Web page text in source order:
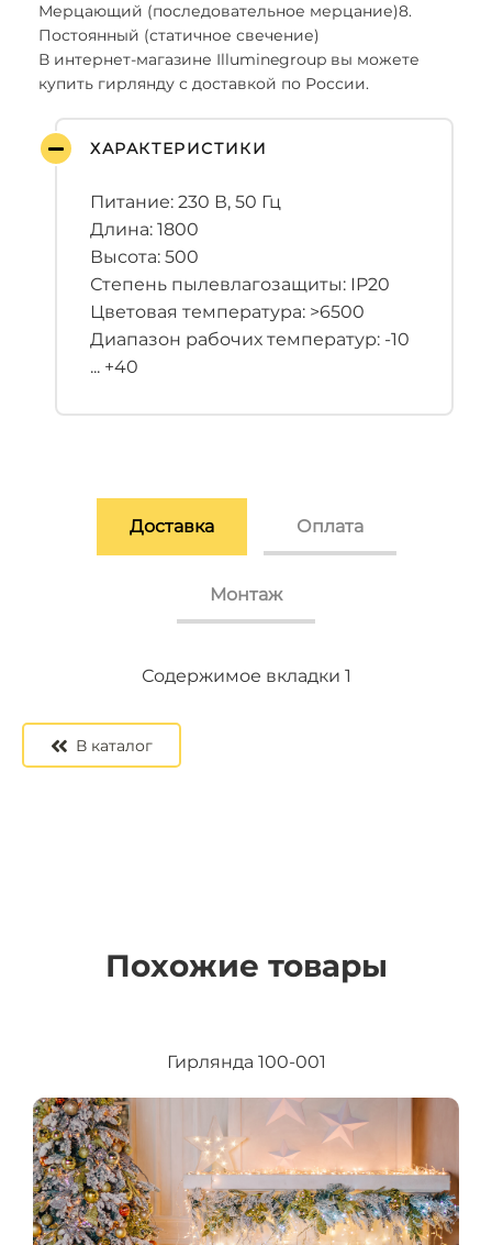
Мерцающий (последовательное мерцание)8.
Постоянный (статичное свечение)
В интернет-магазине Illuminegroup вы можете
купить гирлянду с доставкой по России.
ХАРАКТЕРИСТИКИ
Питание: 230 В, 50 Гц
Длина: 1800
Высота: 500
Степень пылевлагозащиты: IP20
Цветовая температура: >6500
Диапазон рабочих температур: -10
... +40
Доставка Оплата
Монтаж
Содержимое вкладки 1
Содержимое вкладки 2
Содержимое вкладки 3
В каталог
Похожие товары
Гирлянда 100-001